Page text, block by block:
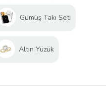
Gümüş Takı Seti
Altın Yüzük